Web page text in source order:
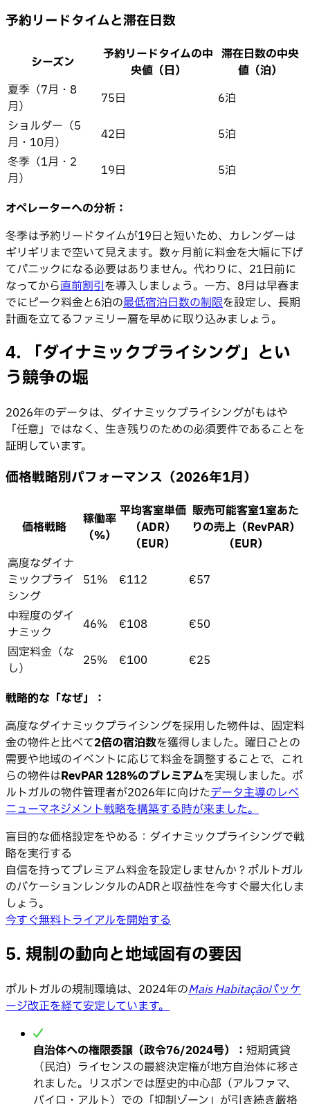
予約リードタイムと滞在日数
シーズン
予約リードタイムの中
央値（日）
滞在日数の中央
値（泊）
夏季（7月・8
月）
75日
6泊
ショルダー（5
月・10月）
42日
5泊
冬季（1月・2
月）
19日 5泊
オペレーターへの分析：
冬季は予約リードタイムが19日と短いため、カレンダーは
ギリギリまで空いて見えます。数ヶ月前に料金を大幅に下げ
てパニックになる必要はありません。代わりに、21日前に
なってから直前割引を導入しましょう。一方、8月は早春ま
でにピーク料金と6泊の最低宿泊日数の制限を設定し、長期
計画を立てるファミリー層を早めに取り込みましょう。
4. 「ダイナミックプライシング」とい
う競争の堀
2026年のデータは、ダイナミックプライシングがもはや
「任意」ではなく、生き残りのための必須要件であることを
証明しています。
価格戦略別パフォーマンス（2026年1月）
価格戦略
稼働率
（%）
平均客室単価
（ADR）
（EUR）
販売可能客室1室あた
りの売上（RevPAR）
（EUR）
高度なダイナ
ミックプライ
シング
51% €112 €57
中程度のダイ
ナミック
46% €108
€50
固定料金（な
し）
25% €100 €25
戦略的な「なぜ」：
高度なダイナミックプライシングを採用した物件は、固定料
金の物件と比べて2倍の宿泊数を獲得しました。曜日ごとの
需要や地域のイベントに応じて料金を調整することで、これ
らの物件はRevPAR 128%のプレミアムを実現しました。ポ
ルトガルの物件管理者が2026年に向けたデータ主導のレベ
ニューマネジメント戦略を構築する時が来ました。
盲目的な価格設定をやめる：ダイナミックプライシングで戦
略を実行する
自信を持ってプレミアム料金を設定しませんか？ポルトガル
のバケーションレンタルのADRと収益性を今すぐ最大化しま
しょう。
今すぐ無料トライアルを開始する
5. 規制の動向と地域固有の要因
ポルトガルの規制環境は、2024年のMais Habitaçãoパッケ
ージ改正を経て安定しています。
自治体への権限委譲（政令76/2024号）： 短期賃貸
（民泊）ライセンスの最終決定権が地方自治体に移さ
れました。リスボンでは歴史的中心部（アルファマ、
バイロ・アルト）での「抑制ゾーン」が引き続き厳格